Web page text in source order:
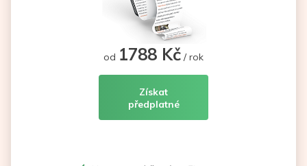
od 1788 Kč / rok
Získat
předplatné